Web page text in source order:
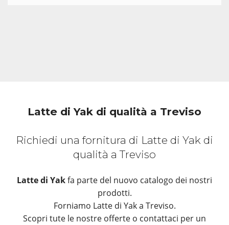
Latte di Yak di qualità a Treviso
Richiedi una fornitura di Latte di Yak di
qualità a Treviso
Latte di Yakfa parte del nuovo catalogo dei nostri
prodotti.
Forniamo Latte di Yak a Treviso.
Scopri tute le nostre offerte o contattaci per un